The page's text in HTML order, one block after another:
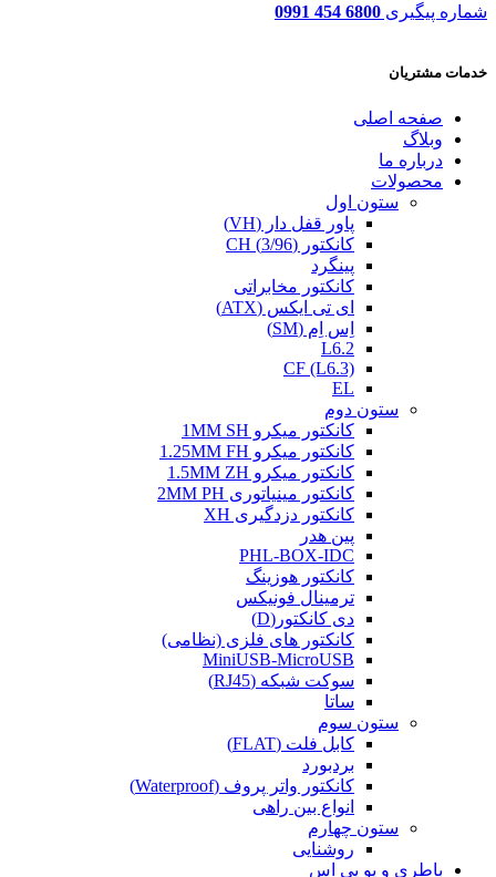
شماره پیگیری 6800 454 0991
خدمات مشتریان
صفحه اصلی
وبلاگ
درباره ما
محصولات
ستون اول
پاور قفل دار (VH)
کانکتور (3/96) CH
پینگرد
کانکتور مخابراتی
ای تی ایکس (ATX)
اِس اِم (SM)
L6.2
CF (L6.3)
EL
ستون دوم
کانکتور میکرو 1MM SH
کانکتور میکرو 1.25MM FH
کانکتور میکرو 1.5MM ZH
کانکتور مینیاتوری 2MM PH
کانکتور دزدگیری XH
پین هدر
PHL-BOX-IDC
کانکتور هوزینگ
ترمینال فونیکس
دی کانکتور(D)
کانکتور های فلزی (نظامی)
MiniUSB-MicroUSB
سوکت شبکه (RJ45)
ساتا
ستون سوم
کابل فلت (FLAT)
بردبورد
کانکتور واتر پروف (Waterproof)
انواع بین راهی
ستون چهارم
روشنایی
باطری و یو پی اس